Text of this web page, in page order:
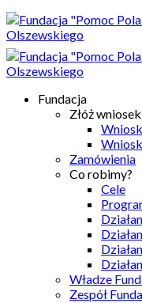
Fundacja
Złóż wniosek
Zamówienia
Co robimy?
Cele
Władze
Zespół